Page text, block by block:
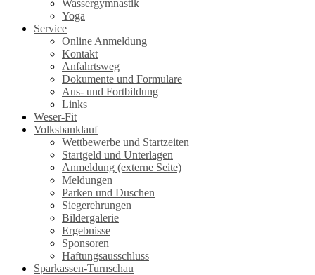
Wassergymnastik
Yoga
Service
Online Anmeldung
Kontakt
Anfahrtsweg
Dokumente und Formulare
Aus- und Fortbildung
Links
Weser-Fit
Volksbanklauf
Wettbewerbe und Startzeiten
Startgeld und Unterlagen
Anmeldung (externe Seite)
Meldungen
Parken und Duschen
Siegerehrungen
Bildergalerie
Ergebnisse
Sponsoren
Haftungsausschluss
Sparkassen-Turnschau